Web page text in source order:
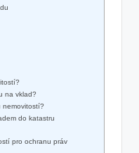
‌na ‌vklad?
nemovitostí?
do katastru
pro ochranu práv